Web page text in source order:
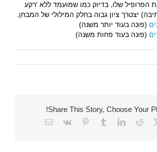
הפרופיל שלו, בדיוק כמו שמועמד ללא 'רקע
יצטרך ציון גבוה בחלק המילולי של המבחן.
(פונה בעוד יותר משנה)
(פונה בעוד פחות משנה)
Share This Story, Choose Your
X
Reddit
LinkedIn
Tumblr
Pinterest
Vk
Email